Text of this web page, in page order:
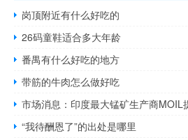
岗顶附近有什么好吃的
26码童鞋适合多大年龄
番禺有什么好吃的地方
带筋的牛肉怎么做好吃
“我待酬恩了”的出处是哪里